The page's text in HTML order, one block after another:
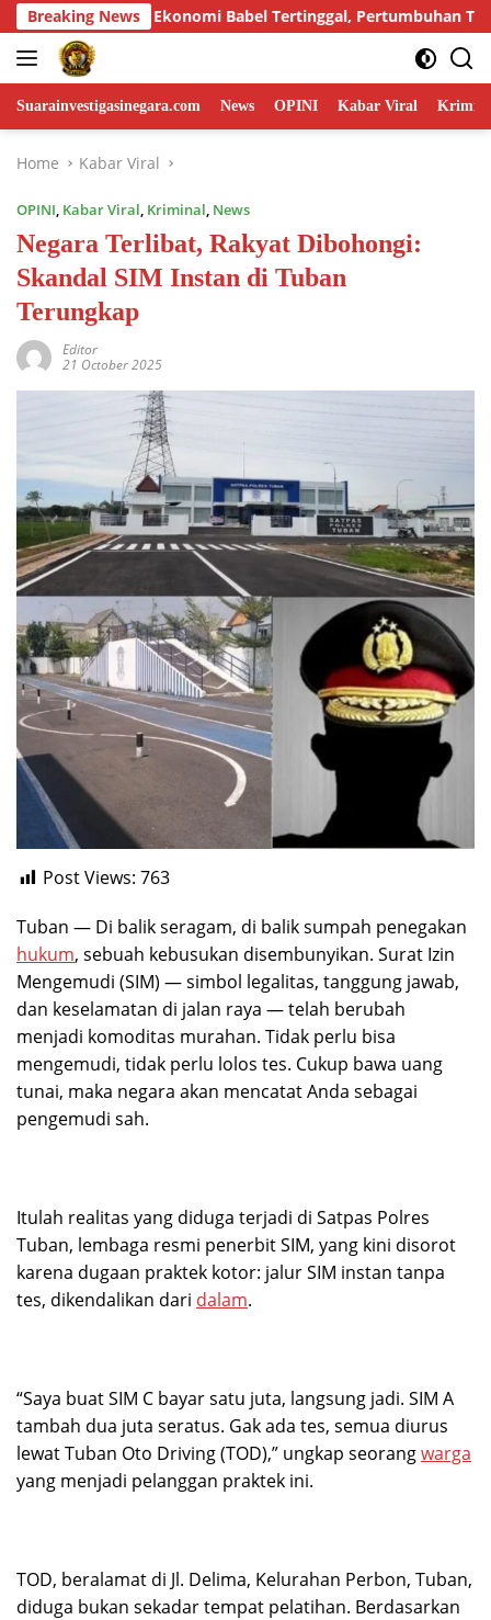
Skip
to
content
Breaking News
Tertinggal, Pertumbuhan Triwulan II-2026 Terendah di
Suarainvestigasinegara.com News OPINI Kabar Viral
Home Kabar Viral
OPINI, Kabar Viral, Kriminal, News
Negara Terlibat, Rakyat Dibohongi:
Skandal SIM Instan di Tuban
Terungkap
Editor
21 October 2025
Post Views: 763
Tuban — Di balik seragam, di balik sumpah penegakan
hukum, sebuah kebusukan disembunyikan. Surat Izin
Mengemudi (SIM) — simbol legalitas, tanggung jawab,
dan keselamatan di jalan raya — telah berubah
menjadi komoditas murahan. Tidak perlu bisa
mengemudi, tidak perlu lolos tes. Cukup bawa uang
tunai, maka negara akan mencatat Anda sebagai
pengemudi sah.
Itulah realitas yang diduga terjadi di Satpas Polres
Tuban, lembaga resmi penerbit SIM, yang kini disorot
karena dugaan praktek kotor: jalur SIM instan tanpa
tes, dikendalikan dari dalam.
“Saya buat SIM C bayar satu juta, langsung jadi. SIM A
tambah dua juta seratus. Gak ada tes, semua diurus
lewat Tuban Oto Driving (TOD),” ungkap seorangwarga
yang menjadi pelanggan praktek ini.
TOD, beralamat di Jl. Delima, Kelurahan Perbon, Tuban,
diduga bukan sekadar tempat pelatihan. Berdasarkan